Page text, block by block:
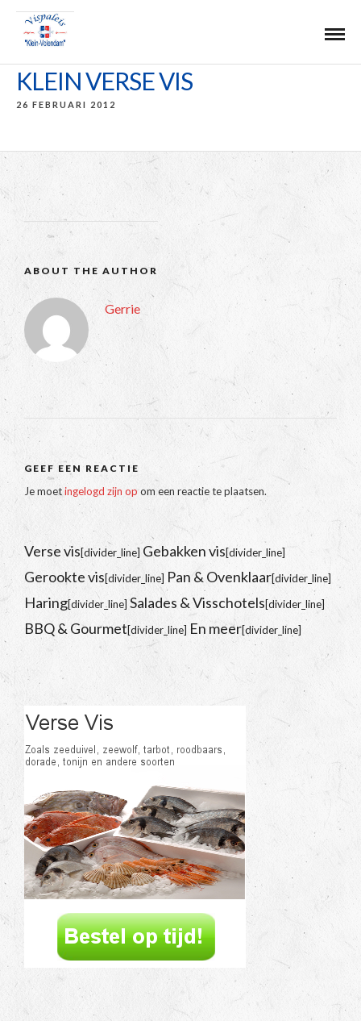
KLEIN VERSE VIS
26 FEBRUARI 2012
ABOUT THE AUTHOR
Gerrie
GEEF EEN REACTIE
Je moetingelogd zijn opom een reactie te plaatsen.
Verse vis[divider_line] Gebakken vis[divider_line]
Gerookte vis[divider_line] Pan & Ovenklaar[divider_line]
Haring[divider_line] Salades & Visschotels[divider_line]
BBQ & Gourmet[divider_line] En meer[divider_line]